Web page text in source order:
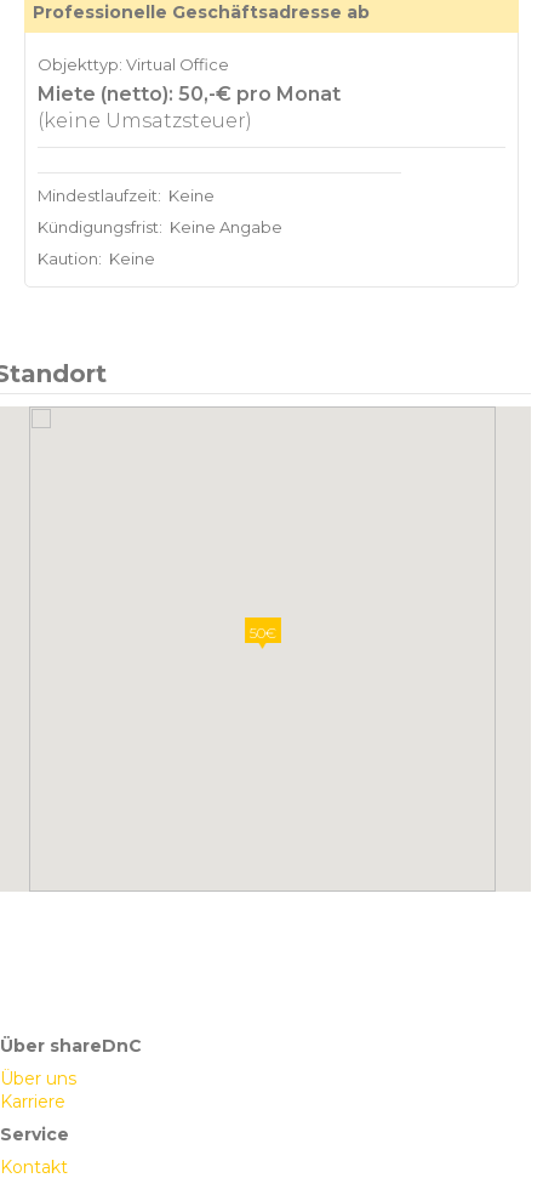
Professionelle Geschäftsadresse ab
Objekttyp: Virtual Office
Miete (netto): 50,-€ pro Monat
(keine Umsatzsteuer)
Mindestlaufzeit: Keine
Kündigungsfrist: Keine Angabe
Kaution: Keine
50€
Über shareDnC
Über uns
Karriere
Service
Kontakt